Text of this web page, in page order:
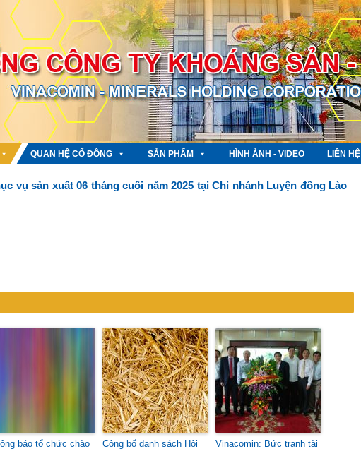
QUAN HỆ CỔ ĐÔNG SẢN PHẨM HÌNH ẢNH - VIDEO LIÊN HỆ
vụ sản xuất 06 tháng cuối năm 2025 tại Chi nhánh Luyện đồng Lào
báo tổ chức chào
Công bố danh sách Hội
Vinacomin: Bức tranh tài